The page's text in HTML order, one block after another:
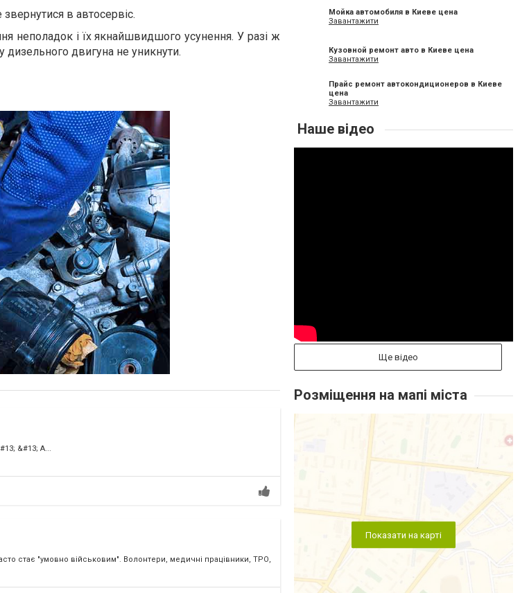
в автосервіс.
неполадок і їх якнайшвидшого усунення. У разі ж
дизельного двигуна не уникнути.
&#13; А...
стає "умовно військовим". Волонтери, медичні працівники, ТРО,
Мойка автомобиля в Киеве цена
Завантажити
Кузовной ремонт авто в Киеве цена
Завантажити
Прайс ремонт автокондиционеров в Киеве
цена
Завантажити
Наше відео
Ще відео
Розміщення на мапі міста
Показати на карті